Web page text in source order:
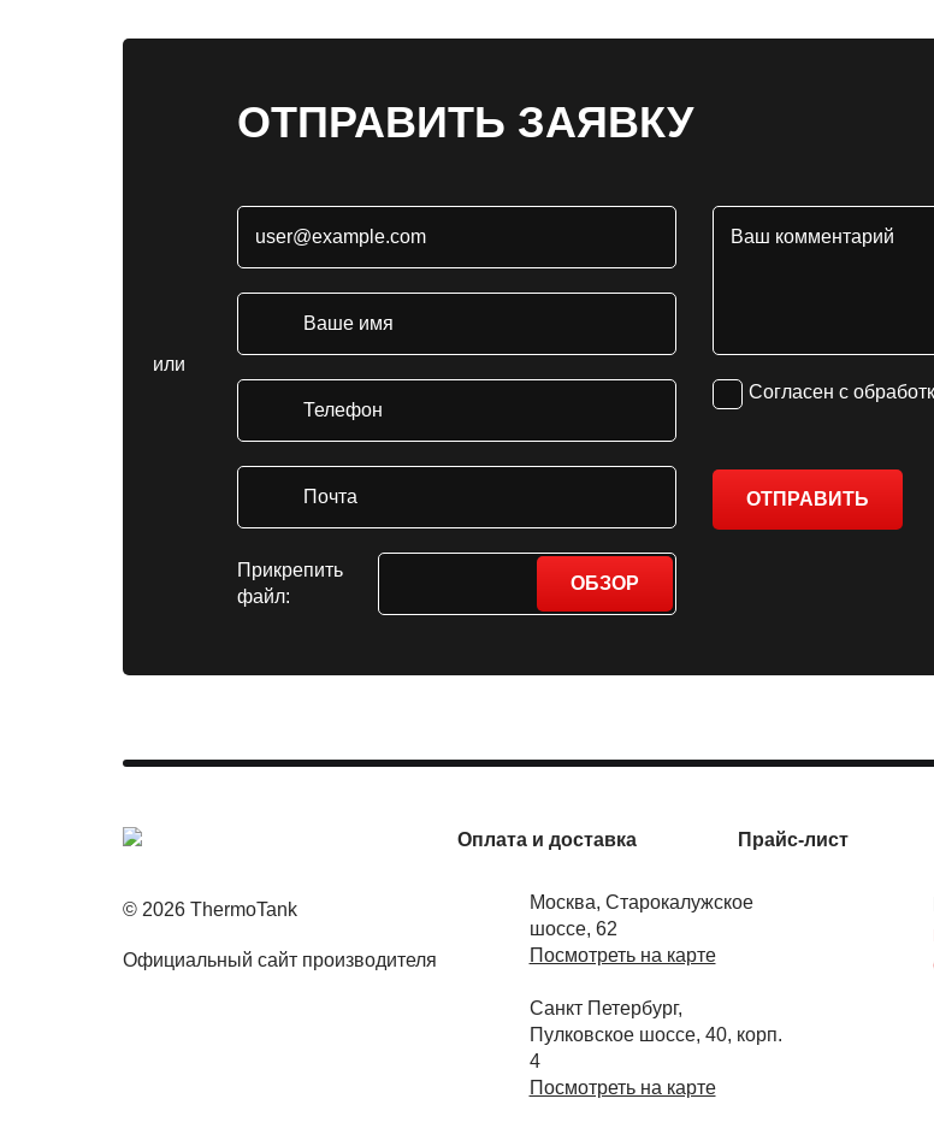
ОТПРАВИТЬ ЗАЯВКУ
или
Прикрепить
файл:
ОБЗОР
Согласен с
ОТПРАВИТЬ
Оплата и доставка Прайс-лист
Москва, Старокалужское
шоссе, 62
Посмотреть на карте
Санкт Петербург,
Пулковское шоссе, 40, корп.
4
Посмотреть на карте
© 2026 ThermoTank
Официальный сайт производителя